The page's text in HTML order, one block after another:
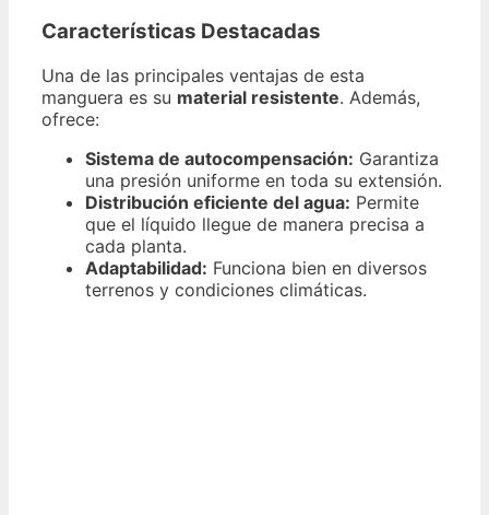
Características Destacadas
Una de las principales ventajas de esta
manguera es su material resistente. Además,
ofrece:
Sistema de autocompensación: Garantiza
una presión uniforme en toda su extensión.
Distribución eficiente del agua: Permite
que el líquido llegue de manera precisa a
cada planta.
Adaptabilidad: Funciona bien en diversos
terrenos y condiciones climáticas.